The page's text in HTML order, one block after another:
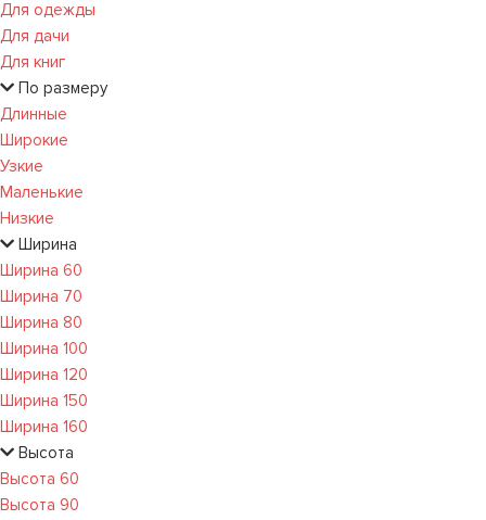
Для одежды
Для дачи
Для книг
По размеру
Длинные
Широкие
Узкие
Маленькие
Низкие
Ширина
Ширина 60
Ширина 70
Ширина 80
Ширина 100
Ширина 120
Ширина 150
Ширина 160
Высота
Высота 60
Высота 90